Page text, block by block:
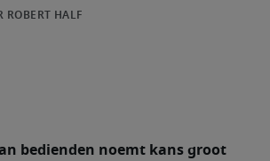
bedienden noemt kans groot